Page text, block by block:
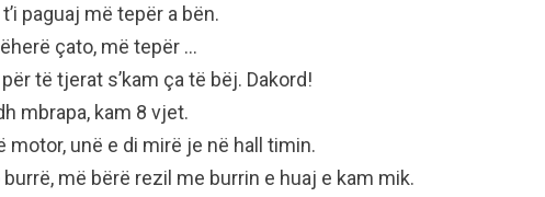
paguaj më tepër a bën.
çato, më tepër …
të tjerat s’kam ça të bëj. Dakord!
mbrapa, kam 8 vjet.
motor, unë e di mirë je në hall timin.
më bërë rezil me burrin e huaj e kam mik.